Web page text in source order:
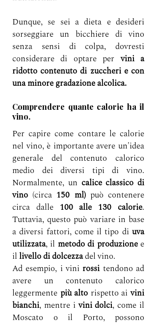
Dunque, se sei a dieta e desideri
sorseggiare un bicchiere di vino
senza sensi di colpa, dovresti
considerare di optare per vini a
ridotto contenuto di zuccheri e con
una minore gradazione alcolica.
Comprendere quante calorie ha il
vino.
Per capire come contare le calorie
nel vino, è importante avere un'idea
generale del contenuto calorico
medio dei diversi tipi di vino.
Normalmente, un calice classico di
vino (circa 150 ml) può contenere
circa dalle 100 alle 130 calorie.
Tuttavia, questo può variare in base
a diversi fattori, come il tipo di uva
utilizzata, il metodo di produzione e
il livello di dolcezza del vino.
Ad esempio, i vini rossi tendono ad
avere un contenuto calorico
leggermente più alto rispetto ai vini
bianchi, mentre i vini dolci, come il
Moscato o il Porto, possono